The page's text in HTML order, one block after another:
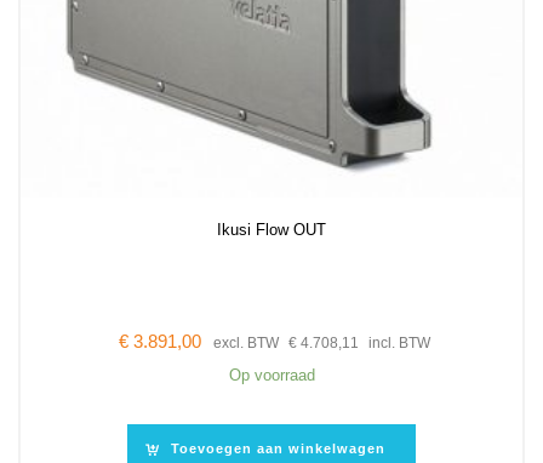
Ikusi Flow OUT
€ 3.891,00 excl. BTW € 4.708,11 incl. BTW
Op voorraad
Toevoegen aan winkelwagen